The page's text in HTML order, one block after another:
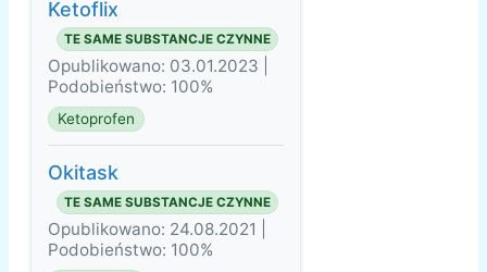
Ketoflix
TE SAME SUBSTANCJE CZYNNE
Opublikowano: 03.01.2023 |
Podobieństwo: 100%
Ketoprofen
Okitask
TE SAME SUBSTANCJE CZYNNE
Opublikowano: 24.08.2021 |
Podobieństwo: 100%